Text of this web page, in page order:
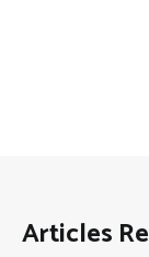
Articles